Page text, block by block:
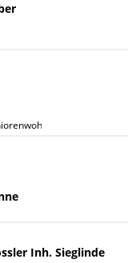
Inh. Sieglinde